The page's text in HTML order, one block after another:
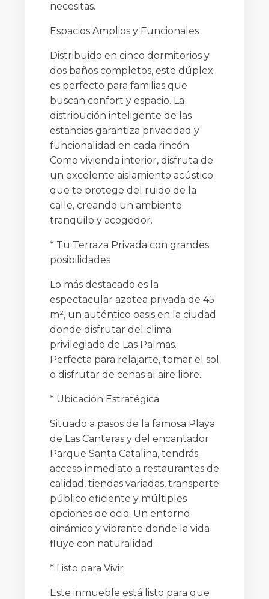
necesitas.
Espacios Amplios y Funcionales
Distribuido en cinco dormitorios y
dos baños completos, este dúplex
es perfecto para familias que
buscan confort y espacio. La
distribución inteligente de las
estancias garantiza privacidad y
funcionalidad en cada rincón.
Como vivienda interior, disfruta de
un excelente aislamiento acústico
que te protege del ruido de la
calle, creando un ambiente
tranquilo y acogedor.
* Tu Terraza Privada con grandes
posibilidades
Lo más destacado es la
espectacular azotea privada de 45
m², un auténtico oasis en la ciudad
donde disfrutar del clima
privilegiado de Las Palmas.
Perfecta para relajarte, tomar el sol
o disfrutar de cenas al aire libre.
* Ubicación Estratégica
Situado a pasos de la famosa Playa
de Las Canteras y del encantador
Parque Santa Catalina, tendrás
acceso inmediato a restaurantes de
calidad, tiendas variadas, transporte
público eficiente y múltiples
opciones de ocio. Un entorno
dinámico y vibrante donde la vida
fluye con naturalidad.
* Listo para Vivir
Este inmueble está listo para que